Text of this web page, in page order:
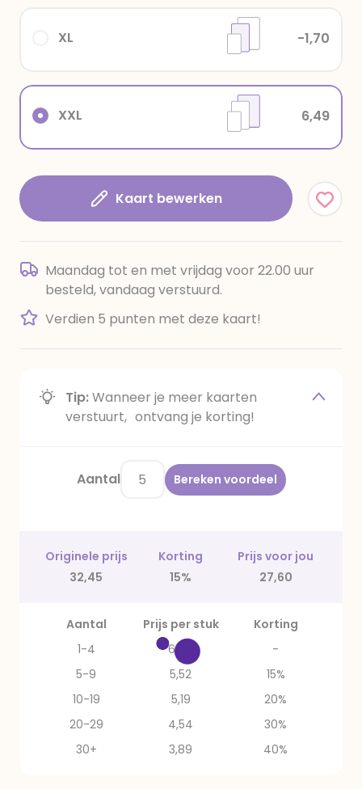
XXL 6,49
XL -1,70
Kaart bewerken
Maandag tot en met vrijdag voor 22.00 uur
besteld, vandaag verstuurd.
Verdien 5 punten met deze kaart!
Tip:Wanneer je meer kaarten
verstuurt, ontvang je korting!
Aantal Bereken voordeel
Originele prijs Korting
Prijs voor jou
32,45
15% 27,60
Aantal Prijs per stuk
Korting
1-4
6,49
-
5-9
5,52
15%
10-19
5,19
20%
20-29
4,54
30%
30+
3,89 40%